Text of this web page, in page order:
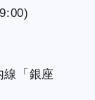
線「銀座